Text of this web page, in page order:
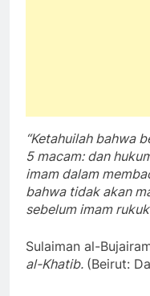
“Ketahuilah bahwa
5 macam: dan
imam dalam
bahwa tidak akan
sebelum imam
Sulaiman al-
al-Khatib. (Beirut: